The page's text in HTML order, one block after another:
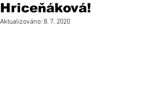
Hriceňáková!
Aktualizováno: 8. 7. 2020